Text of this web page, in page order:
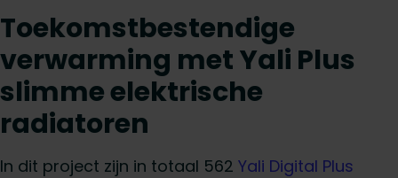
Toekomstbestendige
verwarming met Yali Plus
slimme elektrische
radiatoren
In dit project zijn in totaal 562 Yali Digital Plus